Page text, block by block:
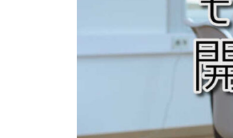
ホ